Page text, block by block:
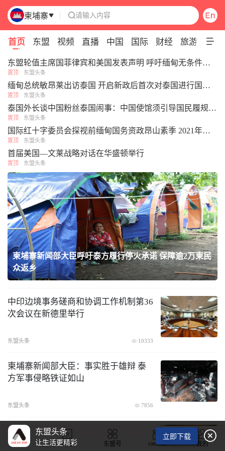
柬埔寨 请输入内容
首页 东盟 视频 直播 中国 国际 财经 旅游 专题
Pull down to refresh
东盟轮值主席国菲律宾和美国发表声明 呼吁缅甸无条件释放昂山素季
置顶 东盟头条
缅甸总统敏昂莱出访泰国 开启新政后首次对泰国进行国事访问
置顶 东盟头条
泰国外长谈中国粉丝泰国闹事：中国使馆须引导国民履规，切勿单方面护短
置顶 东盟头条
国际红十字委员会探视前缅甸国务资政昂山素季 2021年以来首次获确认私人会面
置顶 东盟头条
首届美国—文莱战略对话在华盛顿举行
置顶 东盟头条
柬埔寨新闻部大臣呼吁泰方履行停火承诺 保障逾2万柬民
众返乡
中印边境事务磋商和协调工作机制第36
次会议在新德里举行
东盟头条 10333
柬埔寨新闻部大臣：事实胜于雄辩 泰
方军事侵略铁证如山
东盟头条 7856
东盟轮值主席国菲律宾和美国发表声明
呼吁缅甸无条件释放昂山素季
东盟头条
让生活更精彩
立即下载 
首页 视频 东盟号 camwin 我的